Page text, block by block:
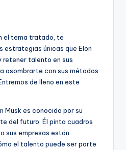
el tema tratado, te
estrategias únicas que Elon
retener talento en sus
asombrarte con sus métodos
de lleno en este
Musk es conocido por su
del futuro. Él pinta cuadros
sus empresas están
el talento puede ser parte